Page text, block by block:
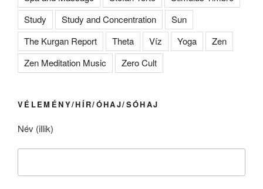
Study
Study and Concentration
Sun
The Kurgan Report
Theta Víz Yoga
Zen
Zen Meditation Music
Zero Cult
VÉLEMÉNY/HÍR/ÓHAJ/SÓHAJ
Név (illik)